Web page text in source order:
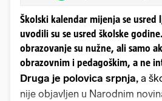
Školski kalendar mijenja se usred
uvodili su se usred školske
obrazovanje su nužne, ali samo
obrazovnim i pedagoškim, a ne
Druga je polovica srpnja, a
nije objavljen u Narodnim